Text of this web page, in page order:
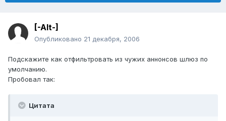
[-Alt-]
Опубликовано 21 декабря, 2006
Подскажите как отфильтровать из чужих аннонсов шлюз по
умолчанию.
Пробовал так:
Цитата